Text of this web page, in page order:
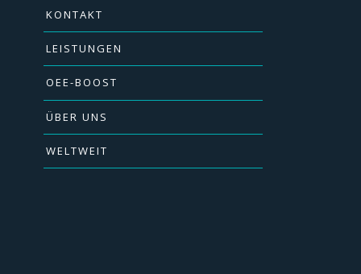
KONTAKT
LEISTUNGEN
OEE-BOOST
ÜBER UNS
WELTWEIT